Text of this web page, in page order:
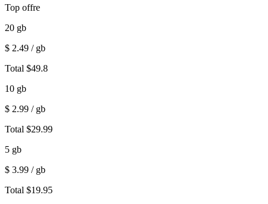
Top offre
20 gb
$ 2.49 / gb
Total $49.8
10 gb
$ 2.99 / gb
Total $29.99
5 gb
$ 3.99 / gb
Total $19.95